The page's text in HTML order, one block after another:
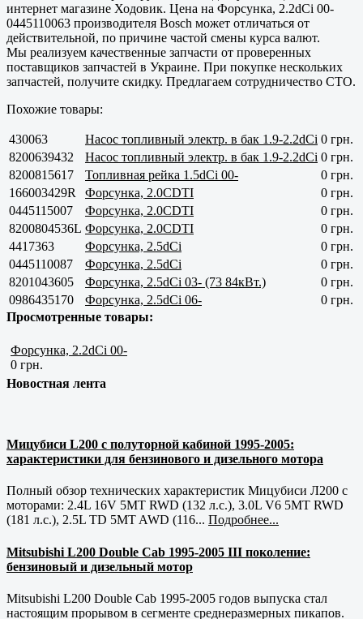
интернет магазине Ходовик. Цена на Форсунка, 2.2dCi 00-
0445110063 производителя Bosch может отличаться от
действительной, по причине частой смены курса валют.
Мы реализуем качественные запчасти от проверенных
поставщиков запчастей в Украине. При покупке нескольких
запчастей, получите скидку. Предлагаем сотрудничество СТО.
Похожие товары:
430063 Насос топливный электр. в бак 1.9-2.2dCi 0 грн.
8200639432
Насос топливный электр. в бак 1.9-2.2dCi 0 грн.
8200815617
Топливная рейка 1.5dCi 00-
0 грн.
166003429R
Форсунка, 2.0CDTI
0 грн.
0445115007
Форсунка, 2.0CDTI
0 грн.
8200804536L Форсунка, 2.0CDTI
0 грн.
4417363
Форсунка, 2.5dCi
0 грн.
0445110087
Форсунка, 2.5dCi
0 грн.
8201043605
Форсунка, 2.5dCi 03- (73 84кВт.)
0 грн.
0986435170
Форсунка, 2.5dCi 06-
0 грн.
Просмотренные товары:
Форсунка, 2.2dCi 00-
0 грн.
Новостная лента
Мицубиси L200 с полуторной кабиной 1995-2005:
характеристики для бензинового и дизельного мотора
Полный обзор технических характеристик Мицубиси Л200 с
моторами: 2.4L 16V 5MT RWD (132 л.с.), 3.0L V6 5MT RWD
(181 л.с.), 2.5L TD 5MT AWD (116... Подробнее...
Mitsubishi L200 Double Cab 1995-2005 III поколение:
бензиновый и дизельный мотор
Mitsubishi L200 Double Cab 1995-2005 годов выпуска стал
настоящим прорывом в сегменте среднеразмерных пикапов.